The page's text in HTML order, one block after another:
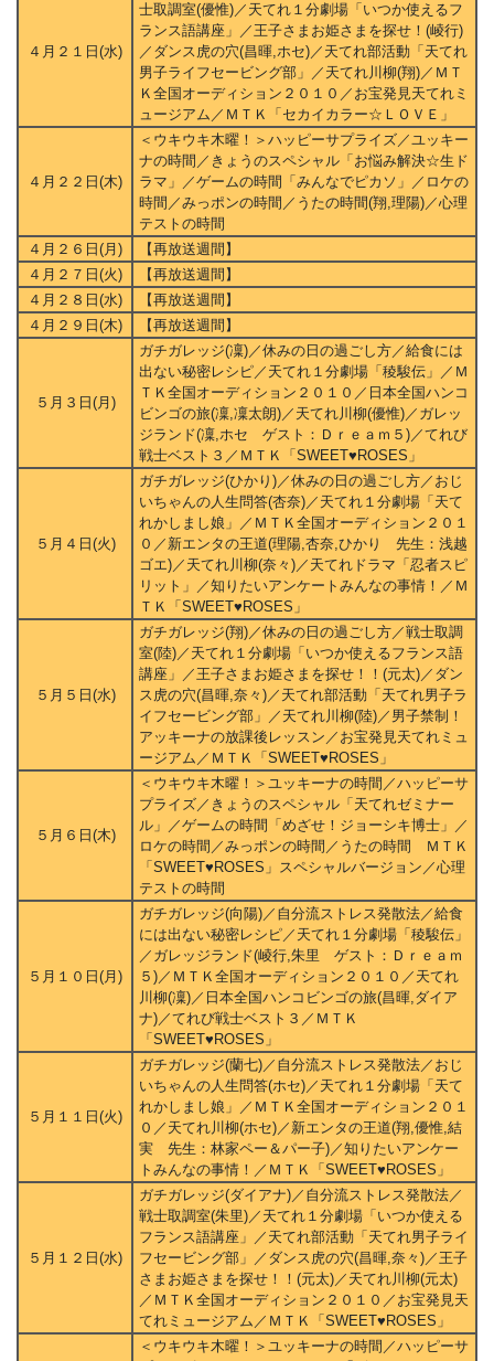
４月２１日(水)
士取調室(優惟)／天てれ１分劇場「いつか使えるフ
ランス語講座」／王子さまお姫さまを探せ！(崚行)
／ダンス虎の穴(昌暉,ホセ)／天てれ部活動「天てれ
男子ライフセービング部」／天てれ川柳(翔)／ＭＴ
Ｋ全国オーディション２０１０／お宝発見天てれミ
ュージアム／ＭＴＫ「セカイカラー☆ＬＯＶＥ」
４月２２日(木)
＜ウキウキ木曜！＞ハッピーサプライズ／ユッキー
ナの時間／きょうのスペシャル「お悩み解決☆生ド
ラマ」／ゲームの時間「みんなでピカソ」／ロケの
時間／みっポンの時間／うたの時間(翔,理陽)／心理
テストの時間
４月２６日(月)
【再放送週間】
４月２７日(火)
【再放送週間】
４月２８日(水)
【再放送週間】
４月２９日(木)
【再放送週間】
５月３日(月)
ガチガレッジ(凜)／休みの日の過ごし方／給食には
出ない秘密レシピ／天てれ１分劇場「稜駿伝」／Ｍ
ＴＫ全国オーディション２０１０／日本全国ハンコ
ビンゴの旅(凜,凜太朗)／天てれ川柳(優惟)／ガレッ
ジランド(凜,ホセ ゲスト：Ｄｒｅａｍ５)／てれび
戦士ベスト３／ＭＴＫ「SWEET♥ROSES」
５月４日(火)
ガチガレッジ(ひかり)／休みの日の過ごし方／おじ
いちゃんの人生問答(杏奈)／天てれ１分劇場「天て
れかしまし娘」／ＭＴＫ全国オーディション２０１
０／新エンタの王道(理陽,杏奈,ひかり 先生：浅越
ゴエ)／天てれ川柳(奈々)／天てれドラマ「忍者スピ
リット」／知りたいアンケートみんなの事情！／Ｍ
ＴＫ「SWEET♥ROSES」
５月５日(水)
ガチガレッジ(翔)／休みの日の過ごし方／戦士取調
室(陸)／天てれ１分劇場「いつか使えるフランス語
講座」／王子さまお姫さまを探せ！！(元太)／ダン
ス虎の穴(昌暉,奈々)／天てれ部活動「天てれ男子ラ
イフセービング部」／天てれ川柳(陸)／男子禁制！
アッキーナの放課後レッスン／お宝発見天てれミュ
ージアム／ＭＴＫ「SWEET♥ROSES」
５月６日(木)
＜ウキウキ木曜！＞ユッキーナの時間／ハッピーサ
プライズ／きょうのスペシャル「天てれゼミナー
ル」／ゲームの時間「めざせ！ジョーシキ博士」／
ロケの時間／みっポンの時間／うたの時間 ＭＴＫ
「SWEET♥ROSES」スペシャルバージョン／心理
テストの時間
５月１０日(月)
ガチガレッジ(向陽)／自分流ストレス発散法／給食
には出ない秘密レシピ／天てれ１分劇場「稜駿伝」
／ガレッジランド(崚行,朱里 ゲスト：Ｄｒｅａｍ
５)／ＭＴＫ全国オーディション２０１０／天てれ
川柳(凜)／日本全国ハンコビンゴの旅(昌暉,ダイア
ナ)／てれび戦士ベスト３／ＭＴＫ
「SWEET♥ROSES」
５月１１日(火)
ガチガレッジ(蘭七)／自分流ストレス発散法／おじ
いちゃんの人生問答(ホセ)／天てれ１分劇場「天て
れかしまし娘」／ＭＴＫ全国オーディション２０１
０／天てれ川柳(ホセ)／新エンタの王道(翔,優惟,結
実 先生：林家ペー＆パー子)／知りたいアンケー
トみんなの事情！／ＭＴＫ「SWEET♥ROSES」
５月１２日(水)
ガチガレッジ(ダイアナ)／自分流ストレス発散法／
戦士取調室(朱里)／天てれ１分劇場「いつか使える
フランス語講座」／天てれ部活動「天てれ男子ライ
フセービング部」／ダンス虎の穴(昌暉,奈々)／王子
さまお姫さまを探せ！！(元太)／天てれ川柳(元太)
／ＭＴＫ全国オーディション２０１０／お宝発見天
てれミュージアム／ＭＴＫ「SWEET♥ROSES」
＜ウキウキ木曜！＞ユッキーナの時間／ハッピーサ